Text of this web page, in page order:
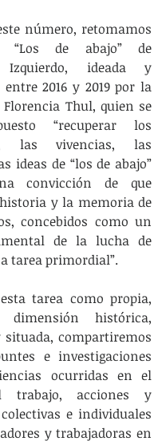
número, retomamos
“Los de abajo” de
Izquierdo, ideada y
2016 y 2019 por la
Thul, quien se
“recuperar los
las vivencias, las
ideas de “los de abajo”
convicción de que
y la memoria de
concebidos como un
de la lucha de
tarea primordial”.
tarea como propia,
dimensión histórica,
compartiremos
e investigaciones
ocurridas en el
trabajo, acciones y
e individuales
y trabajadoras en